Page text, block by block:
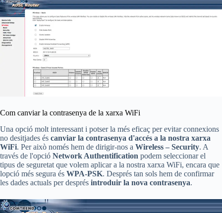
Com canviar la contrasenya de la xarxa WiFi
Una opció molt interessant i potser la més eficaç per evitar connexions
no desitjades és canviar la contrasenya d'accés a la nostra xarxa
WiFi. Per això només hem de dirigir-nos a Wireless – Security. A
través de l'opció Network Authentification podem seleccionar el
tipus de seguretat que volem aplicar a la nostra xarxa WiFi, encara que
lopció més segura és WPA-PSK. Després tan sols hem de confirmar
les dades actuals per després introduir la nova contrasenya.